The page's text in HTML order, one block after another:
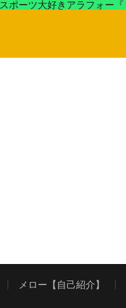
スポーツ大好きアラフォー
メロー【自己紹介】